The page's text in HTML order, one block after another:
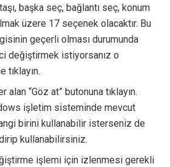
başka seç, bağlantı seç, konum
üzere 17 seçenek olacaktır. Bu
geçerli olması durumunda
değiştirmek istiyorsanız o
tıklayın.
alan “Göz at” butonuna tıklayın.
işletim sisteminde mevcut
birini kullanabilir isterseniz de
kullanabilirsiniz.
işlemi için izlenmesi gerekli